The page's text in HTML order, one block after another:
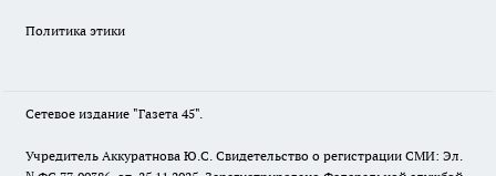
Политика этики
Сетевое издание "Газета 45".
Учредитель Аккуратнова Ю.С. Свидетельство о регистрации СМИ: Эл.